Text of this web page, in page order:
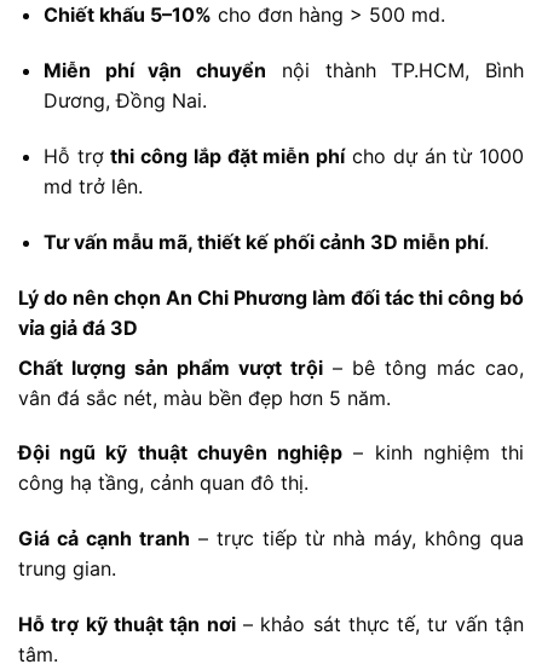
Chiết khấu 5–10% cho đơn hàng > 500 md.
Miễn phívậnchuyển nội thànhTP.HCM, Bình
Dương,Đồng Nai.
Hỗ trợthicông lắp đặt miễn phí cho dự ántừ 1000
md trở lên.
Tưvấn mẫu mã, thiết kế phối cảnh 3D miễn phí.
Lý do nên chọn An Chi Phương làm đối tác thi công bó
vỉa giả đá 3D
Chất lượng sản phẩm vượt trội – bê tông mác cao,
vân đá sắc nét, màu bền đẹp hơn 5 năm.
Đội ngũ kỹ thuật chuyên nghiệp – kinh nghiệmthi
công hạ tầng, cảnh quan đô thị.
Giá cả cạnh tranh – trực tiếptừ nhà máy, khôngqua
trung gian.
Hỗtrợ kỹ thuậttận nơi– khảo sát thựctế,tư vấntận
tâm.